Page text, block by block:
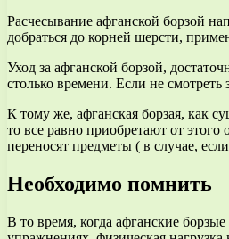
Расчесывание афганской борзой
добраться до корней шерсти,
Уход за афганской борзой,
столько времени. Если не
К тому же, афганская борзая, как
то все равно приобретают от
переносят предметы ( в случае,
Необходимо помнить
В то время, когда афганские